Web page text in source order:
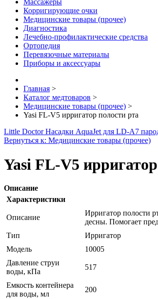
Массажеры
Корригирующие очки
Медицинские товары (прочее)
Диагностика
Лечебно-профилактические средства
Ортопедия
Перевязочные материалы
Приборы и аксессуары
Главная >
Каталог медтоваров >
Медицинские товары (прочее) >
Yasi FL-V5 ирригатор полости рта
Little Doctor Насадки AquaJet для LD-A7
Вернуться к: Медицинские товары (прочее)
Yasi FL-V5
Описание
Характеристики
Описание
Ирригатор полости
десны. Помогает
Тип
Ирригатор
Модель
10005
Давление струи
воды, кПа
517
Емкость контейнера
для воды, мл
200